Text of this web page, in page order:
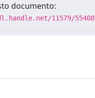
documento:
11579/55408